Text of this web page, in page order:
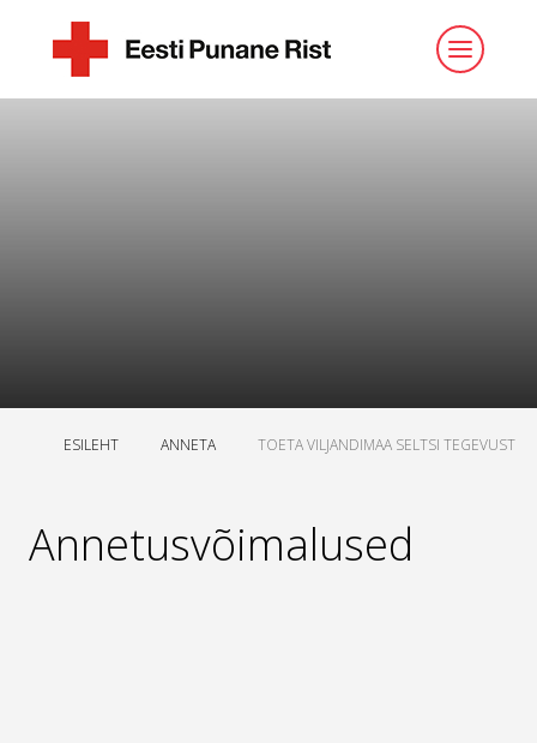
ESILEHT ANNETA TOETA VILJANDIMAA SELTSI TEGEVUST
Annetusvõimalused